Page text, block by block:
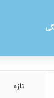
تازه